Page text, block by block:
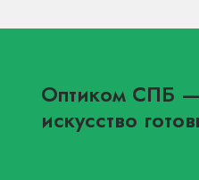
Оптиком СПБ —
искусство